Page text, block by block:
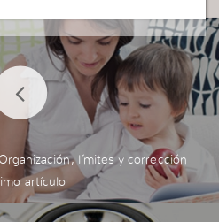
límites y corrección